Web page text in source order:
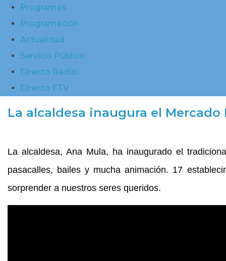
Programas
Programación
Actualidad
Servicio Público
Directo Radio
Directo FTV
La alcaldesa inaugura el
La alcaldesa, Ana Mula, ha inaugurado el
pasacalles, bailes y mucha animación. 17
sorprender a nuestros seres queridos.